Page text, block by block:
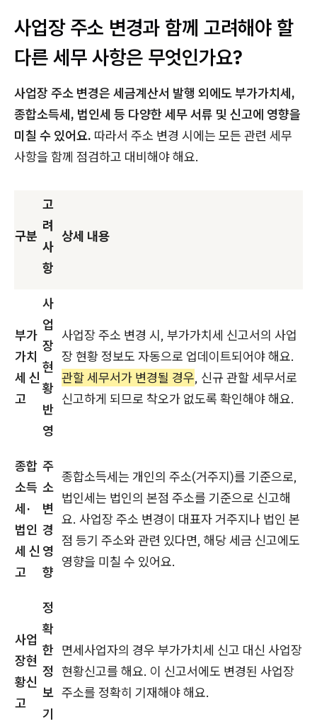
사업장 주소 변경과 함께 고려해야 할
다른 세무 사항은 무엇인가요?
사업장 주소 변경은 세금계산서 발행 외에도 부가가치세,
종합소득세, 법인세 등 다양한 세무 서류 및 신고에 영향을
미칠 수 있어요. 따라서 주소 변경 시에는 모든 관련 세무
사항을 함께 점검하고 대비해야 해요.
구분
고
려
사
항
상세 내용
부가
가치
세 신
고
사
업
장
현
황
반
영
사업장 주소 변경 시, 부가가치세 신고서의 사업
장 현황 정보도 자동으로 업데이트되어야 해요.
관할 세무서가 변경될 경우, 신규 관할 세무서로
신고하게 되므로 착오가 없도록 확인해야 해요.
종합
소득
세·
법인
세 신
고
주
소
변
경
영
향
종합소득세는 개인의 주소(거주지)를 기준으로,
법인세는 법인의 본점 주소를 기준으로 신고해
요. 사업장 주소 변경이 대표자 거주지나 법인 본
점 등기 주소와 관련 있다면, 해당 세금 신고에도
영향을 미칠 수 있어요.
사업
장현
황신
고
정
확
한
정
보
기
면세사업자의 경우 부가가치세 신고 대신 사업장
현황신고를 해요. 이 신고서에도 변경된 사업장
주소를 정확히 기재해야 해요.